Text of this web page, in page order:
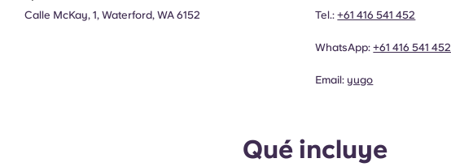
Calle McKay, 1, Waterford, WA 6152 Tel.:+61 416 541 452
WhatsApp:+61 416 541 452
Email: yugo
Qué incluye